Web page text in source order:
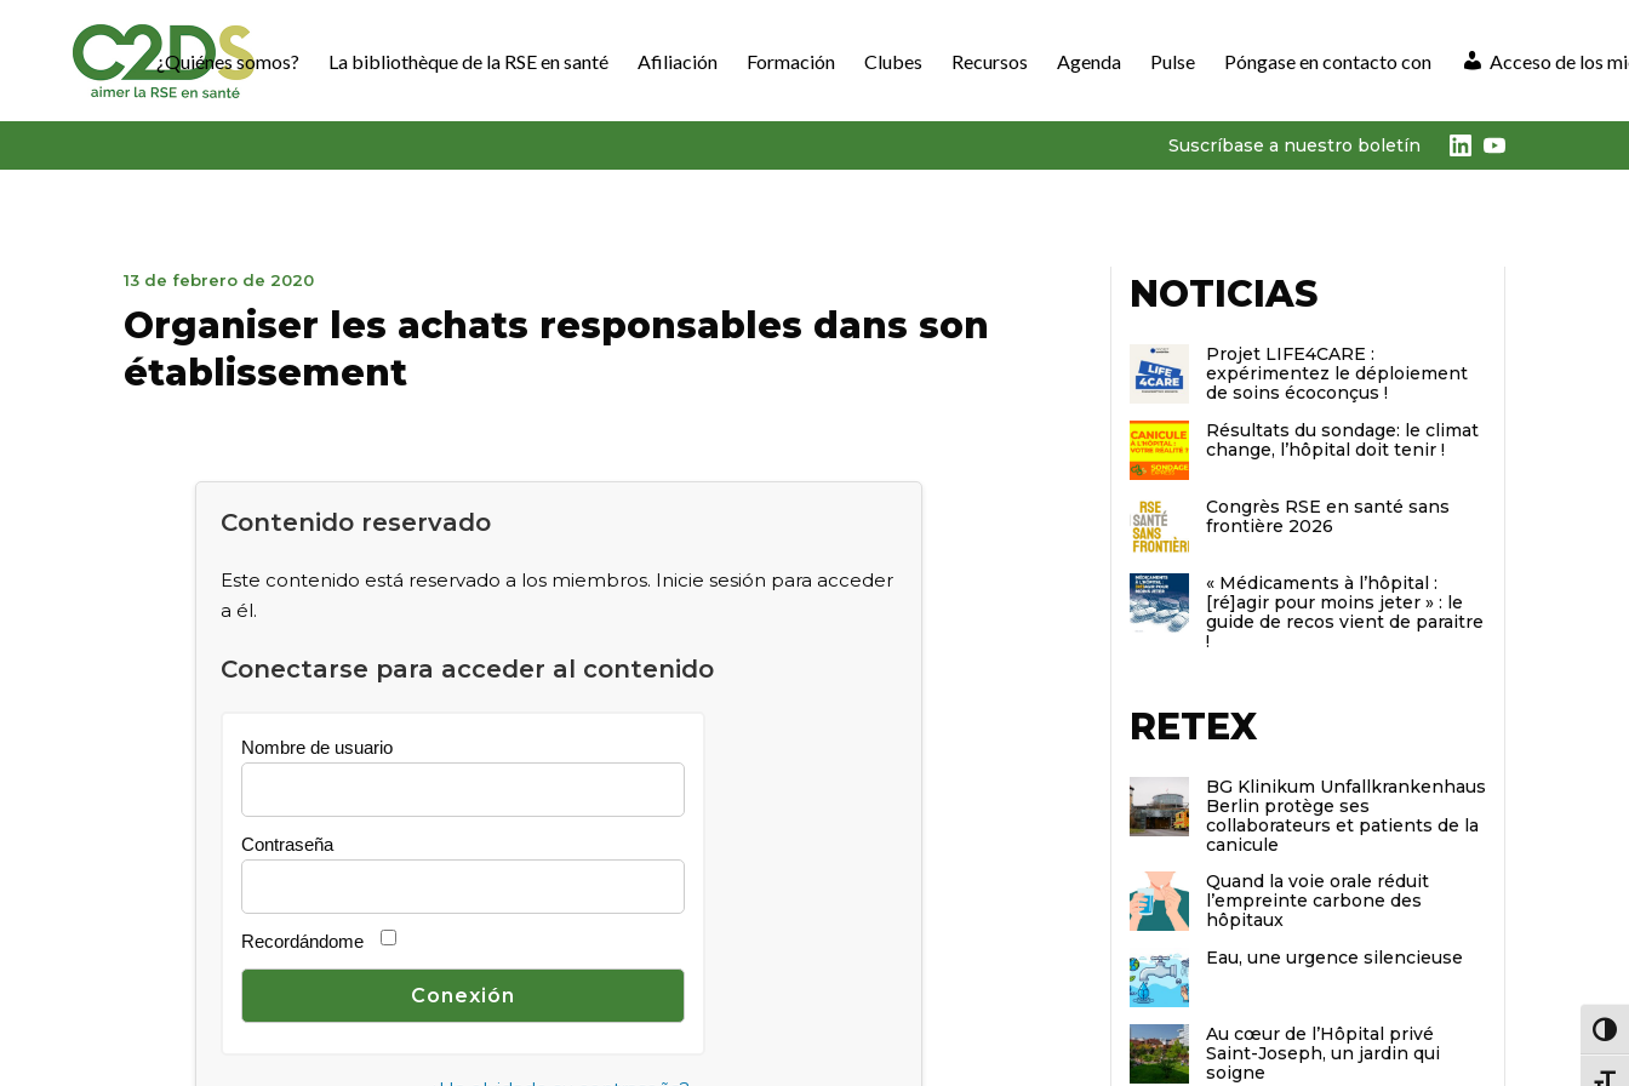
contenido
¿Quiénes somos? La bibliothèque de la RSE en santé Afiliación Formación Clubes Recursos Agenda Pulse Póngase en contacto con Acceso de los
Suscríbase a nuestro boletín LinkedIn
Youtube
13 de febrero de 202025
noviembre
2020
Organiser les achats responsables dans son
établissement
Contenido reservado
Este contenido está reservado a los miembros. Inicie sesión para acceder
a él.
Conectarse para acceder al contenido
Nombre de usuario
Contraseña
Recordándome
NOTICIAS
Projet LIFE4CARE :
expérimentez le déploiement
de soins écoconçus !
Résultats du sondage: le climat
change, l’hôpital doit tenir !
Congrès RSE en santé sans
frontière 2026
« Médicaments à l’hôpital :
[ré]agir pour moins jeter » : le
guide de recos vient de paraitre
!
RETEX
BG Klinikum Unfallkrankenhaus
Berlin protège ses
collaborateurs et patients de la
canicule
Quand la voie orale réduit
l’empreinte carbone des
hôpitaux
Eau, une urgence silencieuse
Au cœur de l’Hôpital privé
Saint-Joseph, un jardin qui
soigne